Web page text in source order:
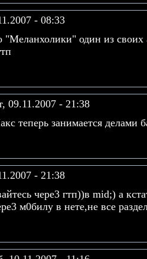
- 08:33
"Меланхолики" один из
09.11.2007 - 21:38
теперь занимается делами
- 21:38
чере3 гтп))в mid;) а
м0билу в нете,не все